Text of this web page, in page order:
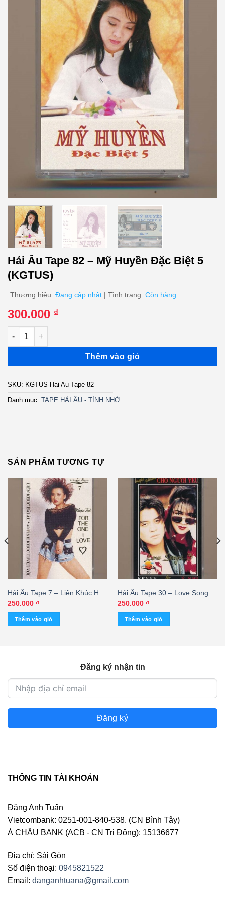
Hải Âu Tape 82 – Mỹ Huyền Đặc Biệt 5
(KGTUS)
Thương hiệu: Đang cập nhật | Tình trạng: Còn hàng
300.000 ₫
Hải Âu Tape 82 - Mỹ Huyền Đặc Biệt 5 (KGTUS) số lượng
Thêm vào giỏ
SKU: KGTUS-Hai Au Tape 82
Danh mục: TAPE HẢI ÂU - TÌNH NHỚ
SẢN PHẨM TƯƠNG TỰ
Hải Âu Tape 7 – Liên Khúc Hải
Âu – For The One I Love
(KGTUS)
250.000 ₫
Thêm vào giỏ
Hải Âu Tape 30 – Love Songs
3 – Tặng Phẩm Cho Người
Yêu (KGTUS)
250.000 ₫
Thêm vào giỏ
Đăng ký nhận tin
Đăng ký
THÔNG TIN TÀI KHOẢN
Đặng Anh Tuấn
Vietcombank: 0251-001-840-538. (CN Bình Tây)
Á CHÂU BANK (ACB - CN Trị Đông): 15136677
Địa chỉ: Sài Gòn
Số điện thoại: 0945821522
Email: danganhtuana@gmail.com